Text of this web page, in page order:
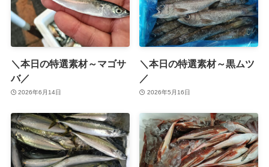
＼本日の特選素材～マゴサ
バ／
2026年6月14日
＼本日の特選素材～黒ムツ
／
2026年5月16日